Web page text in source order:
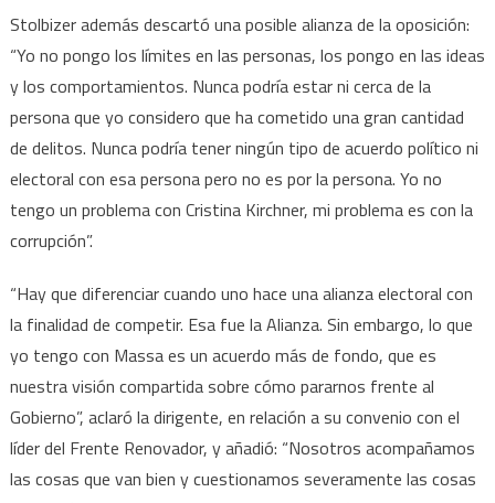
Stolbizer además descartó una posible alianza de la oposición:
“Yo no pongo los límites en las personas, los pongo en las ideas
y los comportamientos. Nunca podría estar ni cerca de la
persona que yo considero que ha cometido una gran cantidad
de delitos. Nunca podría tener ningún tipo de acuerdo político ni
electoral con esa persona pero no es por la persona. Yo no
tengo un problema con Cristina Kirchner, mi problema es con la
corrupción”.
“Hay que diferenciar cuando uno hace una alianza electoral con
la finalidad de competir. Esa fue la Alianza. Sin embargo, lo que
yo tengo con Massa es un acuerdo más de fondo, que es
nuestra visión compartida sobre cómo pararnos frente al
Gobierno”, aclaró la dirigente, en relación a su convenio con el
líder del Frente Renovador, y añadió: “Nosotros acompañamos
las cosas que van bien y cuestionamos severamente las cosas